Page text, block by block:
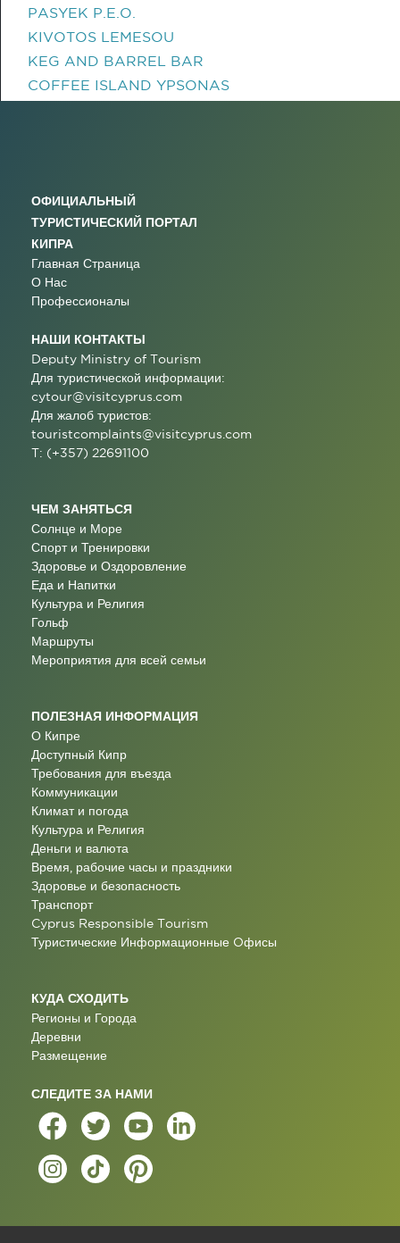
PASYEK P.E.O.
KIVOTOS LEMESOU
KEG AND BARREL BAR
COFFEE ISLAND YPSONAS
ОФИЦИАЛЬНЫЙ
ТУРИСТИЧЕСКИЙ ПОРТАЛ
КИПРА
Главная Страница
О Нас
Профессионалы
НАШИ КОНТАКТЫ
Deputy Ministry of Tourism
Для туристической информации:
cytour@visitcyprus.com
Для жалоб туристов:
touristcomplaints@visitcyprus.com
T: (+357) 22691100
ЧЕМ ЗАНЯТЬСЯ
Солнце и Море
Спорт и Тренировки
Здоровье и Оздоровление
Еда и Напитки
Культура и Религия
Гольф
Маршруты
Мероприятия для всей семьи
ПОЛЕЗНАЯ ИНФОРМАЦИЯ
О Кипре
Доступный Кипр
Требования для въезда
Коммуникации
Климат и погода
Культура и Религия
Деньги и валюта
Время, рабочие часы и праздники
Здоровье и безопасность
Транспорт
Cyprus Responsible Tourism
Туристические Информационные Oфисы
КУДА СХОДИТЬ
Регионы и Города
Деревни
Размещение
СЛЕДИТЕ ЗА НАМИ